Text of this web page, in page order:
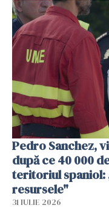
Pedro Sanchez,
după ce 40 000
teritoriul spaniol:
resursele"
31 IULIE 2026